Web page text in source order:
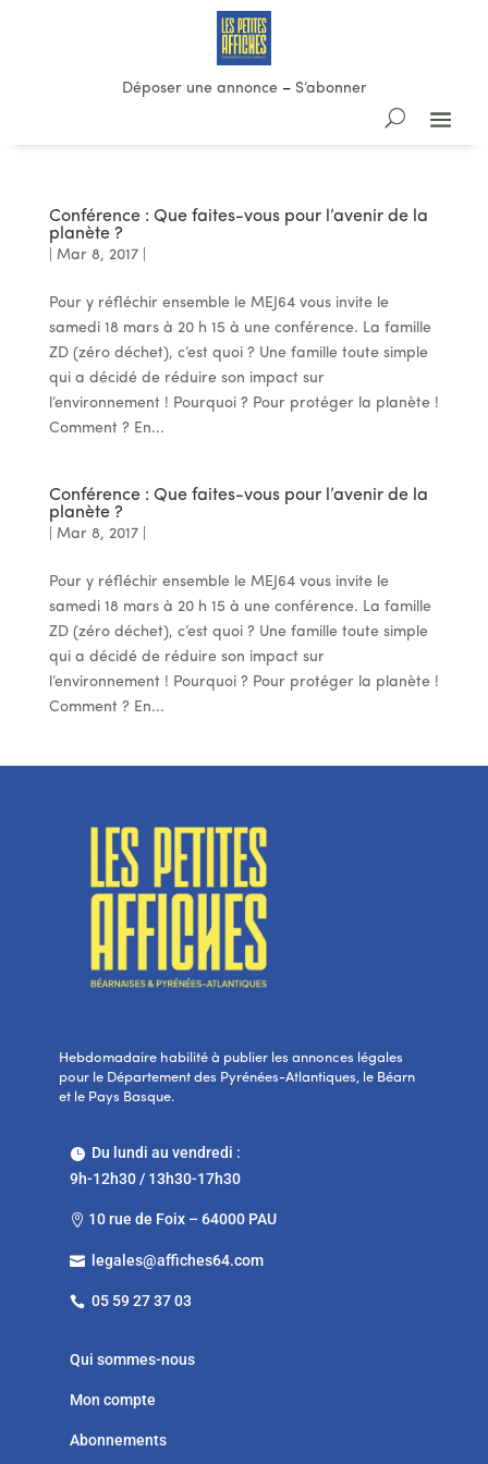
Déposer une annonce– S’abonner
Conférence : Que faites-vous pour l’avenir de la
planète ?
Mar 8, 2017|
Pour y réfléchir ensemble le MEJ64 vous invite le
samedi 18 mars à 20 h 15 à une conférence. La famille
ZD (zéro déchet), c’est quoi ? Une famille toute simple
qui a décidé de réduire son impact sur
l’environnement ! Pourquoi ? Pour protéger la planète !
Comment ? En...
Conférence : Que faites-vous pour l’avenir de la
planète ?
Mar 8, 2017|
Pour y réfléchir ensemble le MEJ64 vous invite le
samedi 18 mars à 20 h 15 à une conférence. La famille
ZD (zéro déchet), c’est quoi ? Une famille toute simple
qui a décidé de réduire son impact sur
l’environnement ! Pourquoi ? Pour protéger la planète !
Comment ? En...
Hebdomadaire habilité à publier les annonces légales
pour le Département des Pyrénées-Atlantiques, le Béarn
et le Pays Basque.
Du lundi au vendredi :
9h-12h30 / 13h30-17h30
 10 rue de Foix – 64000 PAU
 legales@affiches64.com
 05 59 27 37 03
Qui sommes-nous
Mon compte
Abonnements